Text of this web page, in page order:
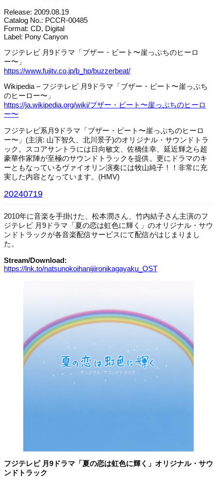
Release: 2009.08.19
Catalog No.: PCCR-00485
Format: CD, Digital
Label: Pony Canyon
フジテレビ 月9ドラマ「ブザー・ビート〜崖っぷちのヒーロ
ー〜」
https://www.fujitv.co.jp/b_hp/buzzerbeat/
Wikipedia – フジテレビ 月9ドラマ「ブザー・ビート〜崖っぷち
のヒーロー〜」
https://ja.wikipedia.org/wiki/ブザー・ビート〜崖っぷちのヒーロ
ー〜
フジテレビ系月9ドラマ「ブザー・ビート〜崖っぷちのヒーロ
ー〜」(主演: 山下智久、北川景子)のオリジナル・サウンドトラ
ック。スコアサントラには日向敏文、佐橋佳幸、延近輝之ら超
豪華作家陣が至極のサウンドトラックを提供。更にドラマのキ
ーともなっているヴァイオリン演奏には牧山純子！！非常に充
実した内容となっています。(HMV)
20240719
2010年に音楽を手掛けた、松本潤さん、竹内結子さん主演のフ
ジテレビ 月9ドラマ「夏の恋は虹色に輝く」のオリジナル・サウ
ンドトラックが各音楽配信サービスにて配信がはじまりまし
た。
Stream/Download:
https://lnk.to/natsunokoihanijiironikagayaku_OST
フジテレビ 月9ドラマ「夏の恋は虹色に輝く」オリジナル・サウ
ンドトラック